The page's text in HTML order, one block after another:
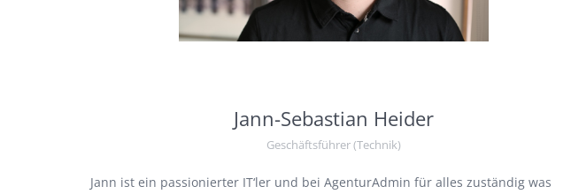
Jann-Sebastian Heider
Geschäftsführer (Technik)
Jann ist ein passionierter IT‘ler und bei AgenturAdmin für alles zuständig was